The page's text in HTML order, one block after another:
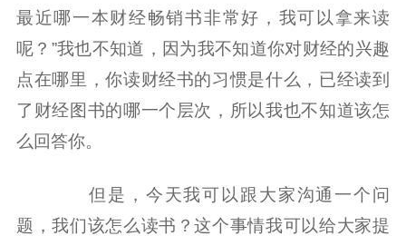
最近哪一本财经畅销书非常好，我可以拿来读
呢？”我也不知道，因为我不知道你对财经的兴趣
点在哪里，你读财经书的习惯是什么，已经读到
了财经图书的哪一个层次，所以我也不知道该怎
么回答你。
但是，今天我可以跟大家沟通一个问
题，我们该怎么读书？这个事情我可以给大家提